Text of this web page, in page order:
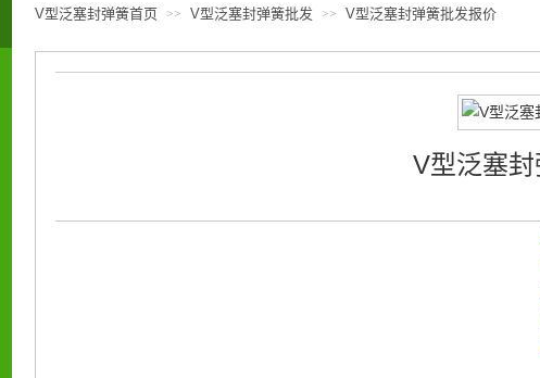
V型泛塞封弹簧首页 >> V型泛塞封弹簧批发 >> V型泛塞封弹簧批发报价
V型泛塞